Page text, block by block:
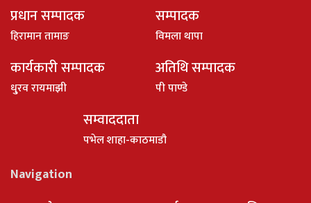
प्रधान सम्पादक
हिरामान तामाङ
सम्पादक
विमला थापा
कार्यकारी सम्पादक
धु्रव रायमाझी
अतिथि सम्पादक
पी पाण्डे
सम्वाददाता
पभेल शाहा-काठमाडौ
Navigation